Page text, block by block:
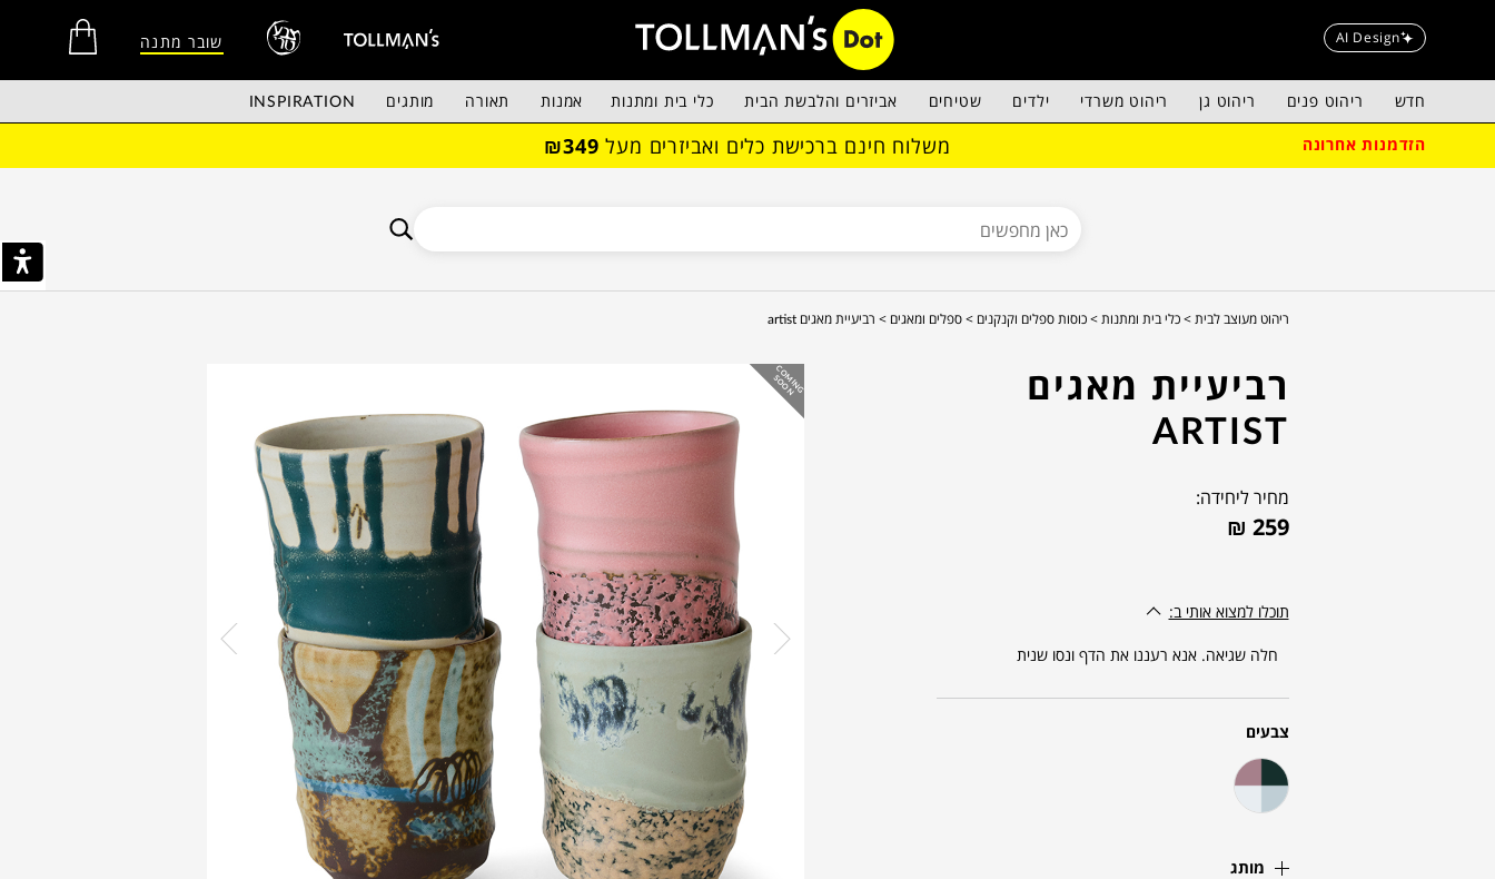
AI Design שובר מתנה
חדש ריהוט פנים ריהוט גן ריהוט משרדי ילדים שטיחים אביזרים והלבשת הבית כלי בית ומתנות אמנות תאורה מותגים INSPIRATION
הזדמנות אחרונה משלוח חינם ברכישת כלים ואביזרים מעל ₪349
ריהוט מעוצב לבית > כלי בית ומתנות > כוסות ספלים וקנקנים > ספלים ומאגים > רביעיית מאגים artist
רביעיית מאגים
ARTIST
מחיר ליחידה:
₪ 259
תוכלו למצוא אותי ב:
חלה שגיאה. אנא רעננו את הדף ונסו שנית
צבעים
מותג
C
O
M
IN
G
S
O
O
N